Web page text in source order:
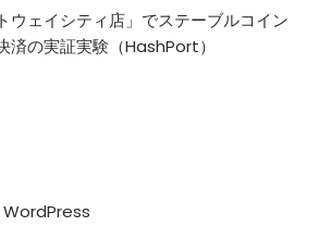
ウェイシティ店」でステーブルコイン
済の実証実験（HashPort）
WordPress